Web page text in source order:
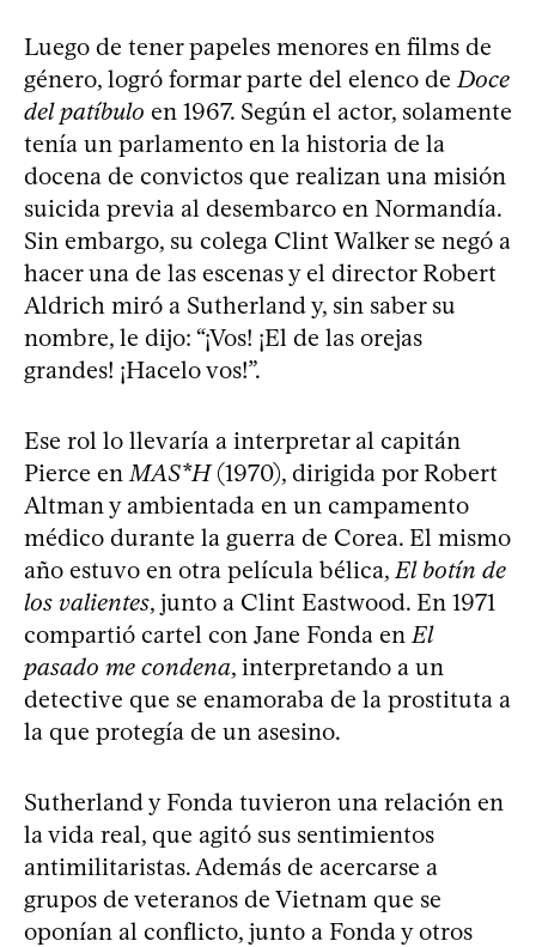
Luego de tener papeles menores en films de
género, logró formar parte del elenco deDoce
del patíbulo en 1967. Según el actor, solamente
tenía un parlamento en la historia de la
docena de convictos que realizan una misión
suicida previa al desembarco en Normandía.
Sin embargo, su colega Clint Walker se negó a
hacer una de las escenas y el director Robert
Aldrich miró a Sutherland y, sin saber su
nombre, le dijo: “¡Vos! ¡El de las orejas
grandes! ¡Hacelo vos!”.
Ese rol lo llevaría a interpretar al capitán
Pierce enMAS*H(1970), dirigida por Robert
Altman y ambientada en un campamento
médico durante la guerra de Corea. El mismo
año estuvo en otra película bélica,El botín de
los valientes, junto a Clint Eastwood. En 1971
compartió cartel con Jane Fonda enEl
pasado me condena, interpretando a un
detective que se enamoraba de la prostituta a
la que protegía de un asesino.
Sutherland y Fonda tuvieron una relación en
la vida real, que agitó sus sentimientos
antimilitaristas. Además de acercarse a
grupos de veteranos de Vietnam que se
oponían al conflicto, junto a Fonda y otros